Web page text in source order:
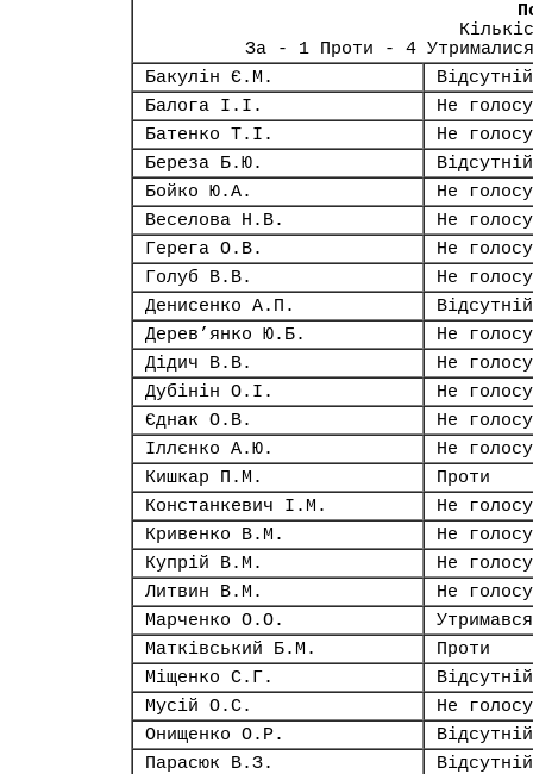
За - 1 Проти - 4
Бакулін Є.М.
Відсутній
Балога І.І.
Не
Батенко Т.І.
Не
Береза Б.Ю.
Відсутній
Бойко Ю.А.
Не
Веселова Н.В.
Не
Герега О.В.
Не
Голуб В.В.
Не
Денисенко А.П.
Відсутній
Дерев’янко Ю.Б.
Не
Дідич В.В.
Не
Дубінін О.І.
Не
Єднак О.В.
Не
Іллєнко А.Ю.
Не
Кишкар П.М.
Проти
Констанкевич І.М.
Не
Кривенко В.М.
Не
Купрій В.М.
Не
Литвин В.М.
Не
Марченко О.О.
Утримався
Матківський Б.М.
Проти
Міщенко С.Г.
Відсутній
Мусій О.С.
Не
Онищенко О.Р.
Відсутній
Парасюк В.З.
Відсутній